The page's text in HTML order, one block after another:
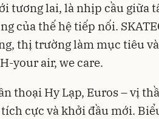
tương lai, là nhịp cầu giữa
của thế hệ tiếp nối.
thị trường làm mục tiêu
your air, we care.
thoại Hy Lạp, Euros – vị
cực và khởi đầu mới.